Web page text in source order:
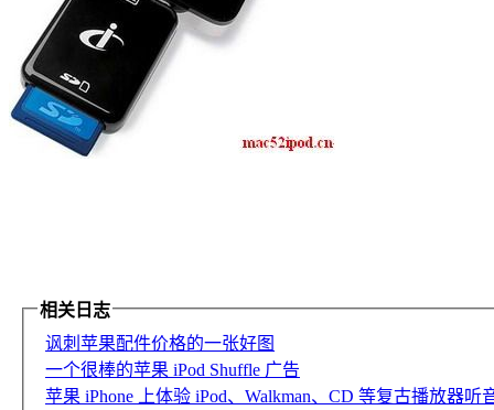
相关日志
讽刺苹果配件价格的一张好图
一个很棒的苹果 iPod Shuffle 广告
苹果 iPhone 上体验 iPod、Walkman、CD 等复古播放器听